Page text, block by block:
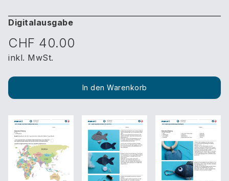
Digitalausgabe
CHF 40.00
inkl. MwSt.
In den Warenkorb